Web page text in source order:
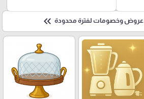
عروض وخصومات لفترة محدودة keyboard_double_arrow_left